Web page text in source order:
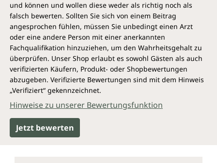
und können und wollen diese weder als richtig noch als
falsch bewerten. Sollten Sie sich von einem Beitrag
angesprochen fühlen, müssen Sie unbedingt einen Arzt
oder eine andere Person mit einer anerkannten
Fachqualifikation hinzuziehen, um den Wahrheitsgehalt zu
überprüfen. Unser Shop erlaubt es sowohl Gästen als auch
verifizierten Käufern, Produkt- oder Shopbewertungen
abzugeben. Verifizierte Bewertungen sind mit dem Hinweis
„Verifiziert“ gekennzeichnet.
Hinweise zu unserer Bewertungsfunktion
Jetzt bewerten